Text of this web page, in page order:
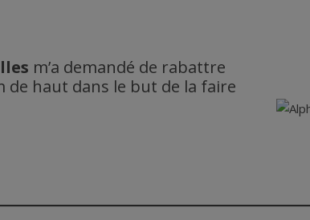
m’a demandé de rabattre
de haut dans le but de la faire